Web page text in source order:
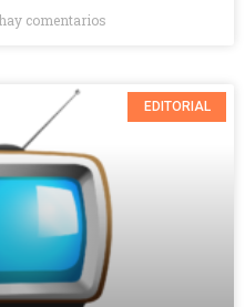
comentarios
EDITORIAL